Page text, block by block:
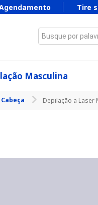
Tire
Busque por
Masculina
Cabeça Depilação a Laser